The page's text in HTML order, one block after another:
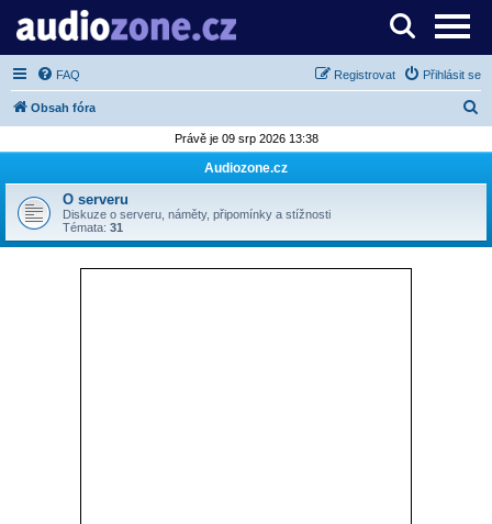
Server o digitálním zpracování zvuku
FAQ Přihlásit se
Registrovat
Obsah fóra
d
t
Právě je 09 srp 2026 13:38
Audiozone.cz
O serveru
Diskuze o serveru, náměty, připomínky a stížnosti
Témata: 31